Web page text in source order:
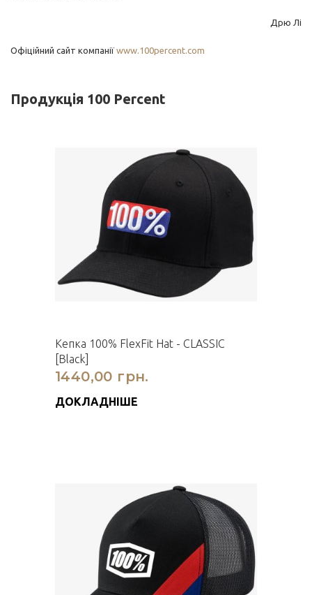
Дрю Лі
Офіційний сайт компанії www.100percent.com
Продукція 100 Percent
Кепка 100% FlexFit Hat - CLASSIC
[Black]
1440,00 грн.
ДОКЛАДНІШЕ